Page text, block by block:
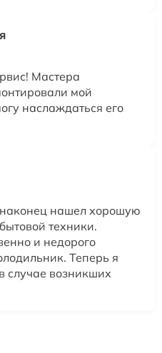
Мастера
мой
наслаждаться его
наконец нашел хорошую
техники.
и недорого
Теперь я
случае возникших